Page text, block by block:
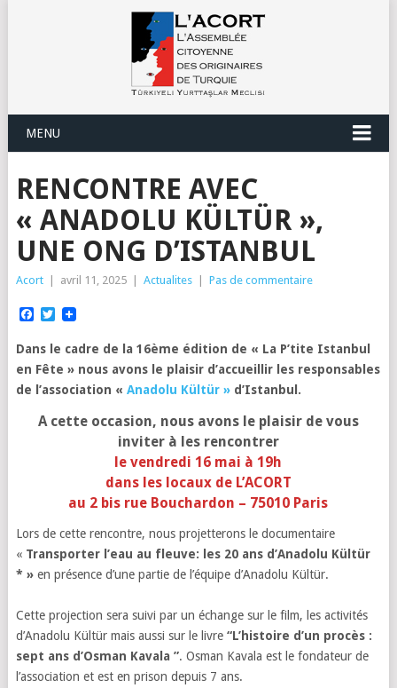
MENU
RENCONTRE AVEC
« ANADOLU KÜLTÜR »,
UNE ONG D’ISTANBUL
Acort avril 11, 2025 Actualites Pas de commentaire
Facebook
Twitter
Dans le cadre de la 16ème édition de « La P’tite Istanbul
en Fête » nous avons le plaisir d’accueillir les responsables
de l’association « Anadolu Kültür »d’Istanbul.
A cette occasion, nous avons le plaisir de vous
inviter à les rencontrer
le vendredi 16 mai à 19h
dans les locaux de L’ACORT
au 2 bis rue Bouchardon – 75010 Paris
Lors de cette rencontre, nous projetterons le documentaire
« Transporter l’eau au fleuve: les 20 ans d’Anadolu Kültür
* »en présence d’une partie de l’équipe d’Anadolu Kültür.
Cette projection sera suivi par un échange sur le film, les activités
d’Anadolu Kültür mais aussi sur le livre “L’histoire d’un procès :
sept ans d’Osman Kavala ”. Osman Kavala est le fondateur de
l’association et est en prison depuis 7 ans.